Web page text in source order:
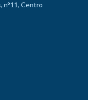
n°11, Centro